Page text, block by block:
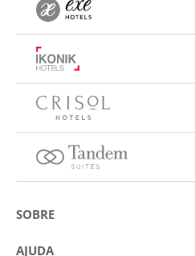
SOBRE
Sobre a Eurostars Hotel Company
AJUDA